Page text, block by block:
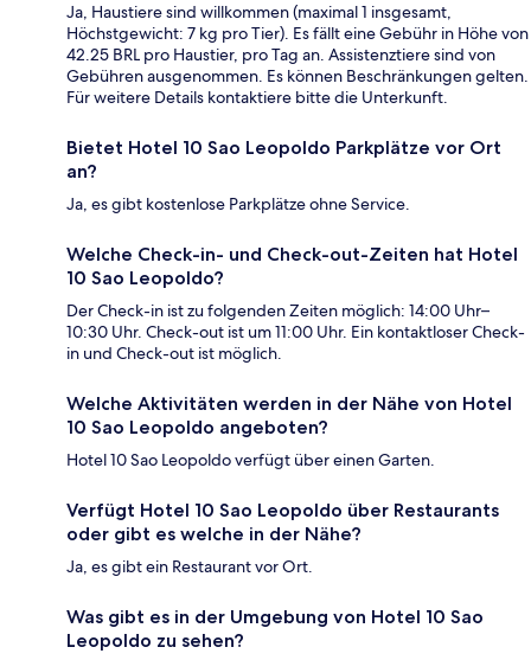
Ja, Haustiere sind willkommen (maximal 1 insgesamt,
Höchstgewicht: 7 kg pro Tier). Es fällt eine Gebühr in Höhe von
42.25 BRL pro Haustier, pro Tag an. Assistenztiere sind von
Gebühren ausgenommen. Es können Beschränkungen gelten.
Für weitere Details kontaktiere bitte die Unterkunft.
Bietet Hotel 10 Sao Leopoldo Parkplätze vor Ort
an?
Ja, es gibt kostenlose Parkplätze ohne Service.
Welche Check-in- und Check-out-Zeiten hat Hotel
10 Sao Leopoldo?
Der Check-in ist zu folgenden Zeiten möglich: 14:00 Uhr–
10:30 Uhr. Check-out ist um 11:00 Uhr. Ein kontaktloser Check-
in und Check-out ist möglich.
Welche Aktivitäten werden in der Nähe von Hotel
10 Sao Leopoldo angeboten?
Hotel 10 Sao Leopoldo verfügt über einen Garten.
Verfügt Hotel 10 Sao Leopoldo über Restaurants
oder gibt es welche in der Nähe?
Ja, es gibt ein Restaurant vor Ort.
Was gibt es in der Umgebung von Hotel 10 Sao
Leopoldo zu sehen?